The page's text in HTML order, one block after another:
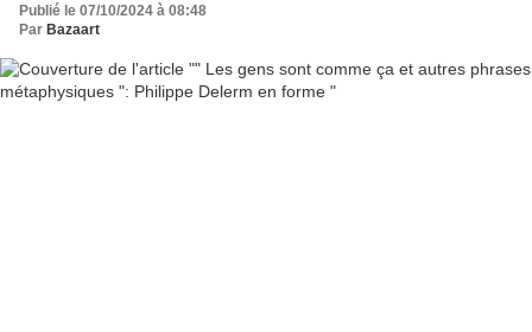
Publié le 07/10/2024 à 08:48
Par Bazaart